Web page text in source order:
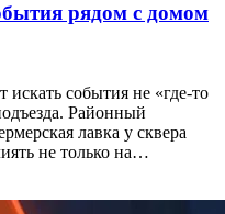
рядом с домом
события не «где-то
Районный
лавка у сквера
не только на…